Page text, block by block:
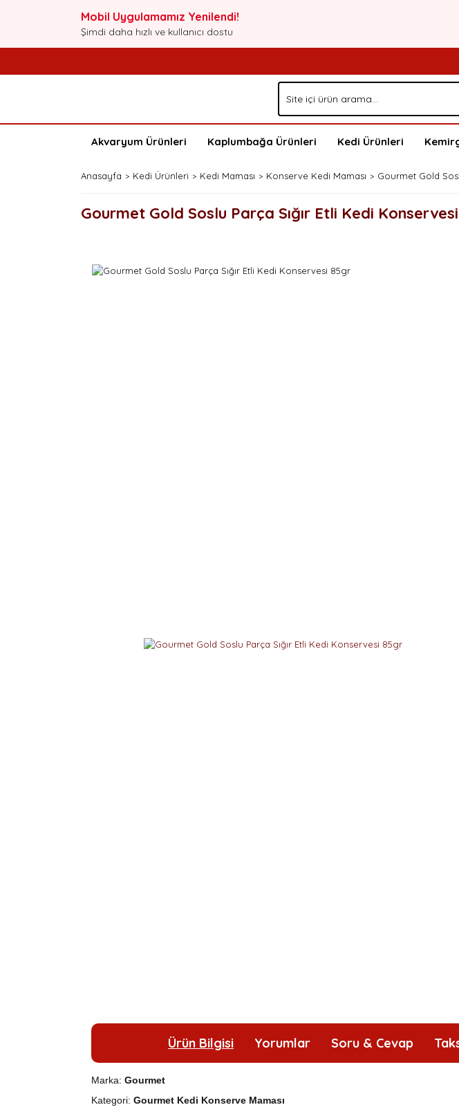
Mobil Uygulamamız Yenilendi!
Şimdi daha hızlı ve kullanıcı dostu
Akvaryum Ürünleri Kaplumbağa Ürünleri Kedi Ürünleri
Anasayfa Kedi Ürünleri Kedi Maması Konserve Kedi Maması Gourmet Gold
Gourmet Gold Soslu Parça Sığır Etli Kedi
Ürün Bilgisi Yorumlar Soru & Cevap
Marka: Gourmet
Kategori: Gourmet Kedi Konserve Maması